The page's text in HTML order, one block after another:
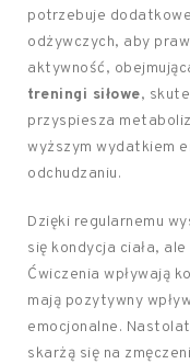
potrzebuje
odżywczych, aby
aktywność,
treningi siłowe,
przyspiesza
wyższym wydatkiem
odchudzaniu.
Dzięki regularnemu
się kondycja ciała,
Ćwiczenia wpływają
mają pozytywny
emocjonalne.
skarżą się na